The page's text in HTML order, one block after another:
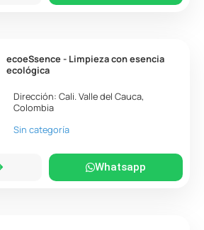
ecoeSsence - Limpieza con esencia
ecológica
Dirección:Cali.Valle del Cauca,
Colombia
Sin categoría
Whatsapp